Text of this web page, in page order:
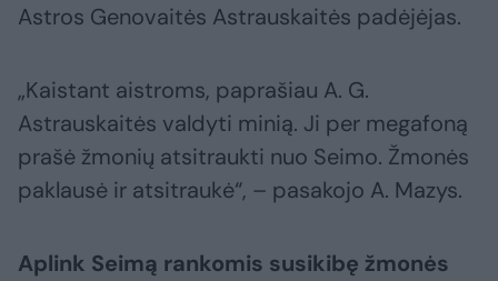
Astros Genovaitės Astrauskaitės padėjėjas.
„Kaistant aistroms, paprašiau A. G.
Astrauskaitės valdyti minią. Ji per megafoną
prašė žmonių atsitraukti nuo Seimo. Žmonės
paklausė ir atsitraukė“, – pasakojo A. Mazys.
Aplink Seimą rankomis susikibę žmonės